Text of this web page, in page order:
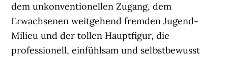
dem unkonventionellen Zugang, dem
Erwachsenen weitgehend fremden Jugend-
Milieu und der tollen Hauptfigur, die
professionell, einfühlsam und selbstbewusst